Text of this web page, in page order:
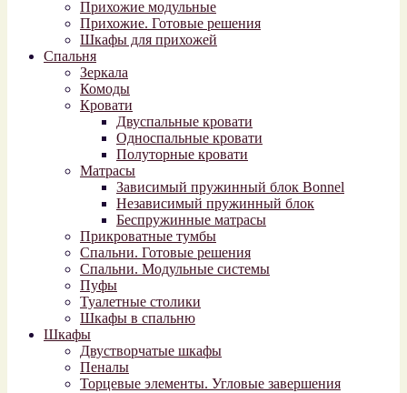
Прихожие модульные
Прихожие. Готовые решения
Шкафы для прихожей
Спальня
Зеркала
Комоды
Кровати
Двуспальные кровати
Односпальные кровати
Полуторные кровати
Матрасы
Зависимый пружинный блок Bonnel
Независимый пружинный блок
Беспружинные матрасы
Прикроватные тумбы
Спальни. Готовые решения
Спальни. Модульные системы
Пуфы
Туалетные столики
Шкафы в спальню
Шкафы
Двустворчатые шкафы
Пеналы
Торцевые элементы. Угловые завершения